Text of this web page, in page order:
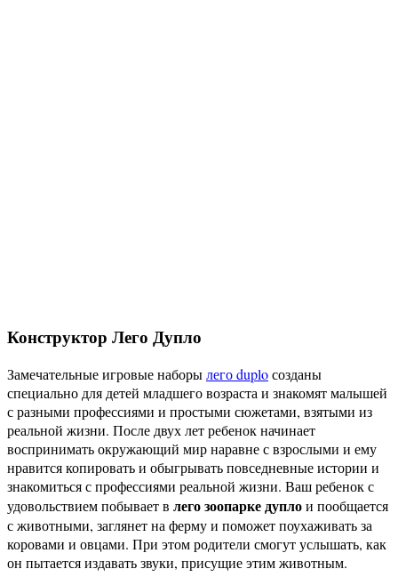
Конструктор Лего Дупло
Замечательные игровые наборылего duploсозданы
специально для детей младшего возраста и знакомят малышей
с разными профессиями и простыми сюжетами, взятыми из
реальной жизни. После двух лет ребенок начинает
воспринимать окружающий мир наравне с взрослыми и ему
нравится копировать и обыгрывать повседневные истории и
знакомиться с профессиями реальной жизни. Ваш ребенок с
удовольствием побывает в лего зоопарке дуплои пообщается
с животными, заглянет на ферму и поможет поухаживать за
коровами и овцами. При этом родители смогут услышать, как
он пытается издавать звуки, присущие этим животным.